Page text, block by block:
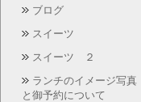
ブログ
スイーツ
スイーツ ２
ランチのイメージ写真
と御予約について